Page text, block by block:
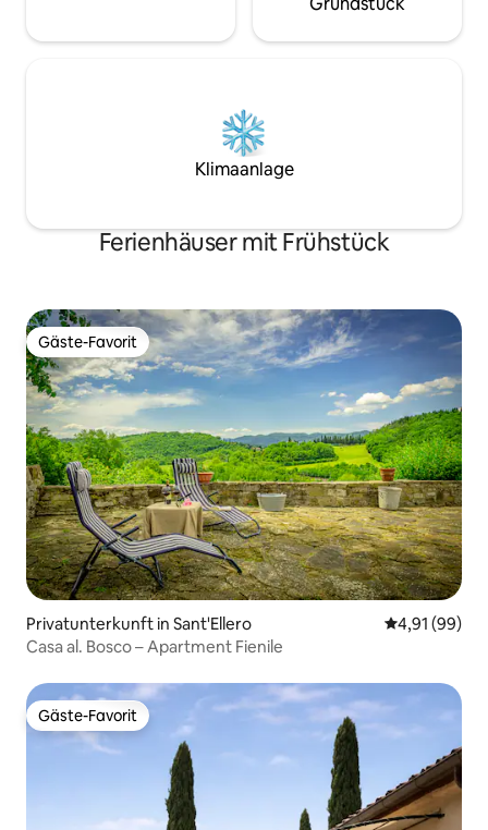
Klimaanlage
Ferienhäuser mit Frühstück
Gäste-Favorit
Gäste-Favorit
Privatunterkunft in Sant'Ellero
4,91 (99)
Casa al. Bosco – Apartment Fienile
Gäste-Favorit
Gäste-Favorit